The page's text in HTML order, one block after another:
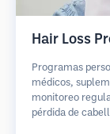
Hair Loss
Programas
médicos,
monitoreo
pérdida de